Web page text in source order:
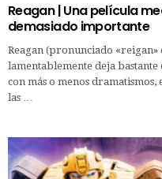
Reagan | Una película
demasiado importante
Reagan (pronunciado «reigan»
lamentablemente deja bastante
con más o menos dramatismos,
las …